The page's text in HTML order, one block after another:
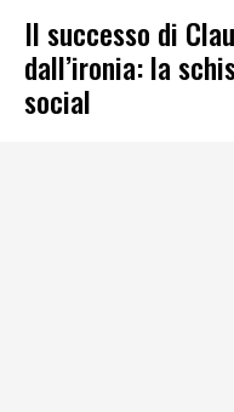
Il successo di
dall’ironia: la
social